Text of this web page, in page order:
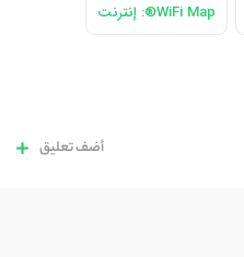
WiFi Map®: إنترنت
أضف تعليق